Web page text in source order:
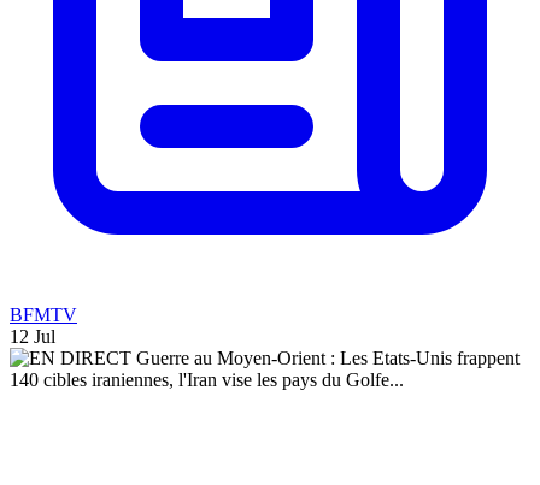
BFMTV
12 Jul